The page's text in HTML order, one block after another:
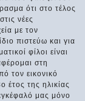
ότι στο τέλος
νέες
με τον
πιστεύω και για
φίλοι είναι
στη
τον εικονικό
έτος της ηλικίας
μας μόνο